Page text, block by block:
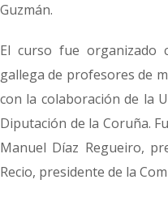
Guzmán.
El curso fue organizado
gallega de profesores de
con la colaboración de la
Diputación de la Coruña.
Manuel Díaz Regueiro,
Recio, presidente de la